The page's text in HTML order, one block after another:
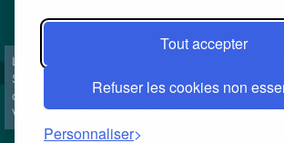
Tout accepter
Refuser les cookies non
Personnaliser
Carte cadeau spa Châtel-Guyon
LesCuristes.fr participe et est conforme à
Spécifications et Politiques du Transparency &
de l'IAB Europe et utilise la Consent Management
Vous pouvez modifier vos choix à tout moment